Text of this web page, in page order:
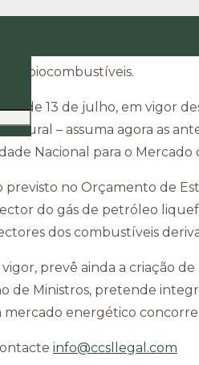
biocombustíveis.
de 13 de julho, em vigor
natural – assuma agora as
Nacional para o Mercado
previsto no Orçamento de
do gás de petróleo
dos combustíveis
prevê ainda a criação
de Ministros, pretende
energético
info@ccsllegal.com